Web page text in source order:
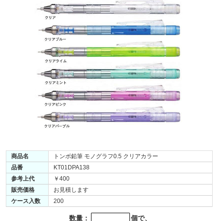
商品名
トンボ鉛筆 モノグラフ0.5 クリアカラー
品番
KT01DPA138
参考上代
￥400
販売価格
お見積します
ケース入数
200
数量： 個で、